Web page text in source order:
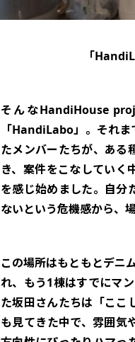
「
そんなHandiHouse
「HandiLabo」。それ
たメンバーたちが、ある
き、案件をこなしてい
を感じ始めました。自分
ないという危機感から、
この場所はもともとデニ
れ、もう1棟はすでにマ
た坂田さんたちは「ここ
も見てきた中で、雰囲気